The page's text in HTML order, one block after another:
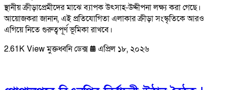
স্থানীয় ক্রীড়াপ্রেমীদের মাঝে ব্যাপক উৎসাহ-উদ্দীপনা লক্ষ্য করা গেছে।
আয়োজকরা জানান, এই প্রতিযোগিতা এলাকার ক্রীড়া সংস্কৃতিকে আরও
এগিয়ে নিতে গুরুত্বপূর্ণ ভূমিকা রাখবে।
2.61K Viewমুক্তধ্বনি ডেক্স এপ্রিল ১৮, ২০২৬